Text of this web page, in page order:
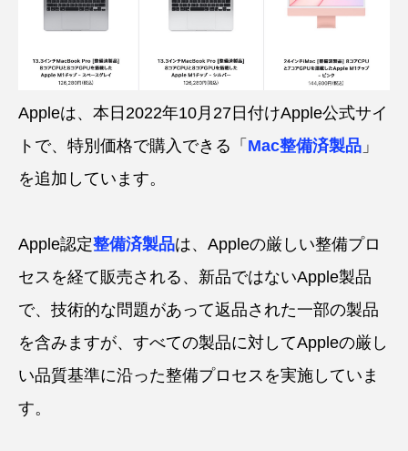
Appleは、本日2022年10月27日付けApple公式サイ
トで、特別価格で購入できる「 Mac整備済製品 」
を追加しています。
Apple認定整備済製品は、Appleの厳しい整備プロ
セスを経て販売される、新品ではないApple製品
で、技術的な問題があって返品された一部の製品
を含みますが、すべての製品に対してAppleの厳し
い品質基準に沿った整備プロセスを実施していま
す。